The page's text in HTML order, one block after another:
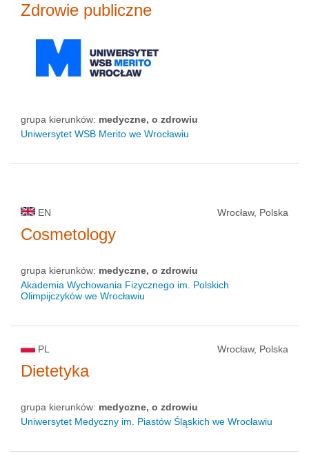
Zdrowie publiczne
grupa kierunków: medyczne, o zdrowiu
Uniwersytet WSB Merito we Wrocławiu
EN Wrocław, Polska
Cosmetology
grupa kierunków: medyczne, o zdrowiu
Akademia Wychowania Fizycznego im. Polskich
Olimpijczyków we Wrocławiu
PL Wrocław, Polska
Dietetyka
grupa kierunków: medyczne, o zdrowiu
Uniwersytet Medyczny im. Piastów Śląskich we Wrocławiu